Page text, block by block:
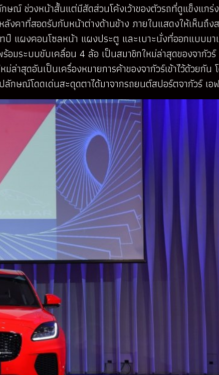
ษณ์ ช่วงหน้าสั้นแต่มีสัดส่วนโค้งเว้าของตัวรถที่ดูแข็งแกร่
งคาที่สอดรับกับหน้าต่างด้านข้าง ภายในแสดงให้เห็นถึ
ทป์ แผงคอนโซลหน้า แผงประตู และเบาะนั่งที่ออกแบบม
มระบบขับเคลื่อน 4 ล้อ เป็นสมาชิกใหม่ล่าสุดของจากัวร์
สุดอันเป็นเครื่องหมายการค้าของจากัวร์เข้าไว้ด้วยกัน
กษณ์โดดเด่นสะดุดตาได้มาจากรถยนต์สปอร์ตจากัวร์ เอ